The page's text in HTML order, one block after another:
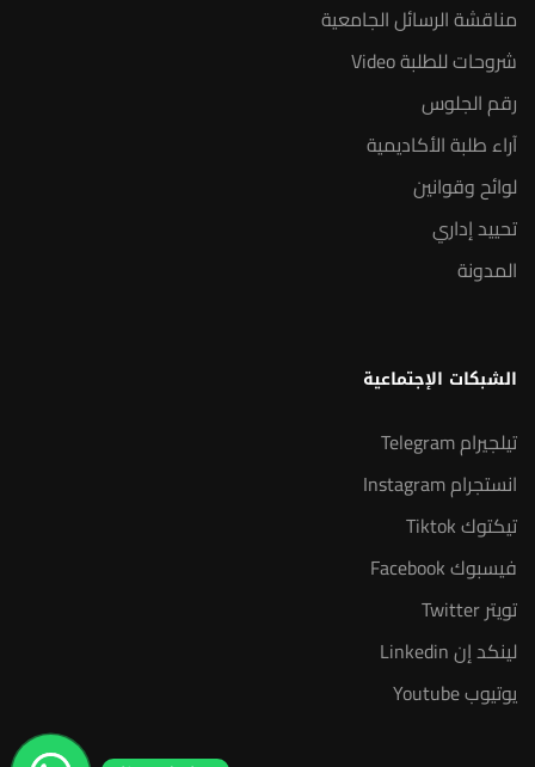
مناقشة الرسائل الجامعية
شروحات للطلبة Video
رقم الجلوس
آراء طلبة الأكاديمية
لوائح وقوانين
تحييد إداري
المدونة
الشبكات الإجتماعية
تيلجيرام Telegram
انستجرام Instagram
تيكتوك Tiktok
فيسبوك Facebook
تويتر Twitter
لينكد إن Linkedin
يوتيوب Youtube